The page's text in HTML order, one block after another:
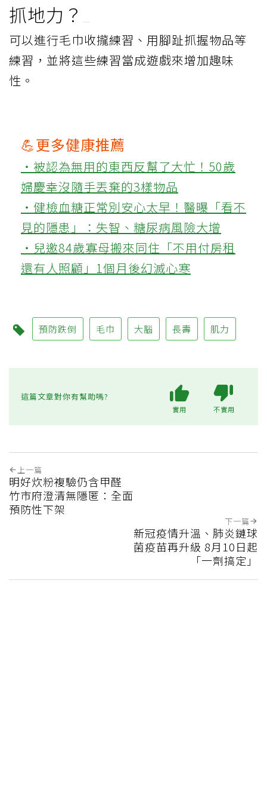
抓地力？
可以進行毛巾收攏練習、用腳趾抓握物品等
練習，並將這些練習當成遊戲來增加趣味
性。
💪更多健康推薦
‧被認為無用的東西反幫了大忙！50歲
婦慶幸沒隨手丟棄的3樣物品
‧健檢血糖正常別安心太早！醫曝「看不
見的隱患」：失智、糖尿病風險大增
‧兒邀84歲寡母搬來同住「不用付房租
還有人照顧」1個月後幻滅心寒
預防跌倒 毛巾 大腦 長壽 肌力
這篇文章對你有幫助嗎?
實用 不實用
上一篇
明好炊粉複驗仍含甲醛
竹市府澄清無隱匿：全面
預防性下架
下一篇
新冠疫情升溫、肺炎鏈球
菌疫苗再升級 8月10日起
「一劑搞定」